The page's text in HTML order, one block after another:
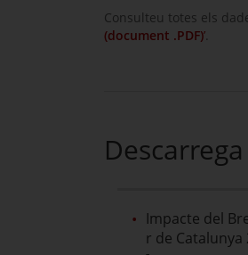
Consulteu totes els
(document .PDF)’
Impacte del
r de Catalunya